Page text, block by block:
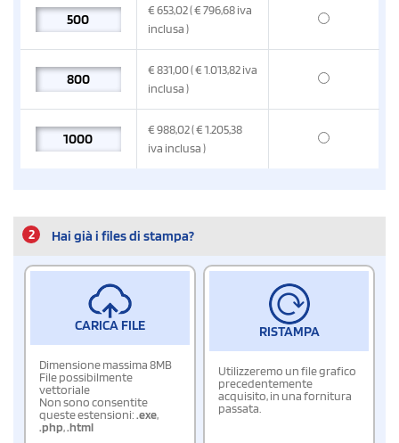
€653,02( € 796,68iva
inclusa)
€831,00( € 1.013,82iva
inclusa)
€988,02( € 1.205,38
iva inclusa)
2 Hai già i files di stampa?
CARICA FILE
Dimensione massima 8MB
File possibilmente
vettoriale
Non sono consentite
queste estensioni:.exe,
.php,.html
RISTAMPA
Utilizzeremo un file grafico
precedentemente
acquisito, in una fornitura
passata.